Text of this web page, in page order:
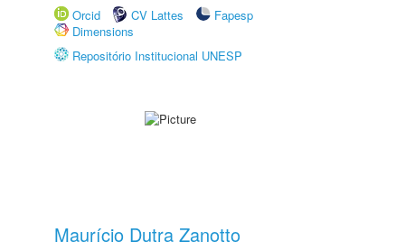
Orcid
CV Lattes
Fapesp
Dimensions
Repositório Institucional UNESP
Maurício Dutra Zanotto